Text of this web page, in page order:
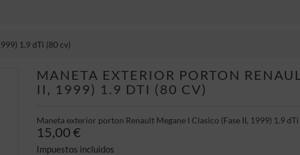
1.9 dTi (80 cv)
MANETA EXTERIOR PORTON
II, 1999) 1.9 DTI (80 CV)
Maneta exterior porton Renault Megane I Clasico (Fase II, 1999) 1.9 dTi
15,00 €
Impuestos incluidos